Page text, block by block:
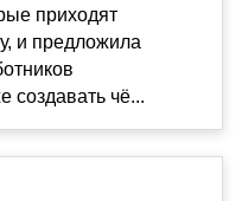
приходят
и предложила
создавать чё...